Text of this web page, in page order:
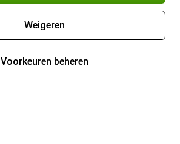
Weigeren
Voorkeuren beheren